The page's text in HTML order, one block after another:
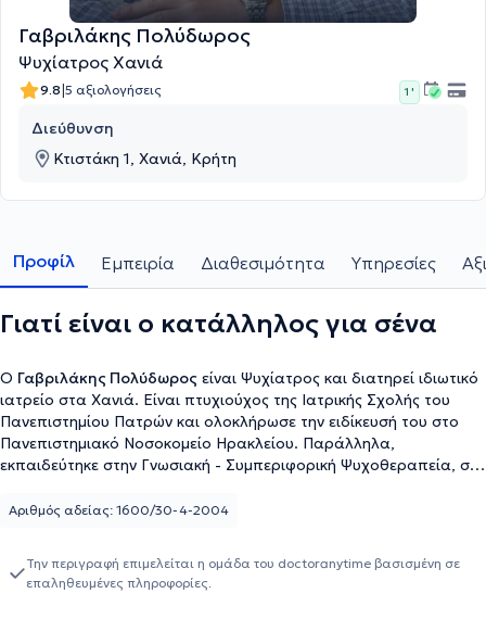
Γαβριλάκης Πολύδωρος
Ψυχίατρος Χανιά
9.8|5 αξιολογήσεις 1 '
Διεύθυνση
Κτιστάκη 1, Χανιά, Κρήτη
Προφίλ Εμπειρία Διαθεσιμότητα Υπηρεσίες
Γιατί είναι ο κατάλληλος για σένα
Ο Γαβριλάκης Πολύδωρος είναι Ψυχίατρος και διατηρεί ιδιωτικό
ιατρείο στα Χανιά. Είναι πτυχιούχος της Ιατρικής Σχολής του
Πανεπιστημίου Πατρών και ολοκλήρωσε την ειδίκευσή του στο
Πανεπιστημιακό Νοσοκομείο Ηρακλείου. Παράλληλα,
εκπαιδεύτηκε στην Γνωσιακή - Συμπεριφορική Ψυχοθεραπεία, στη
Στο ιδιωτικό ιατρείο του προσφέρει εξειδικευμένες υπηρεσίες
διαταραχή, αγχώδεις και συναισθηματικές διαταραχές, άνοια,
προβλήματα εξαρτήσεων, σωματόμορφες και σεξουαλικές
Αριθμός αδείας: 1600/30-4-2004
Την περιγραφή επιμελείται η ομάδα του doctoranytime βασισμένη σε
επαληθευμένες πληροφορίες.